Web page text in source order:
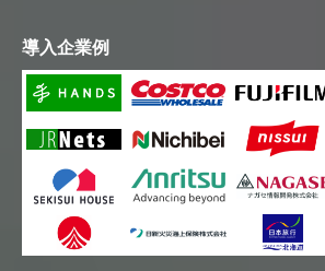
導入企業例